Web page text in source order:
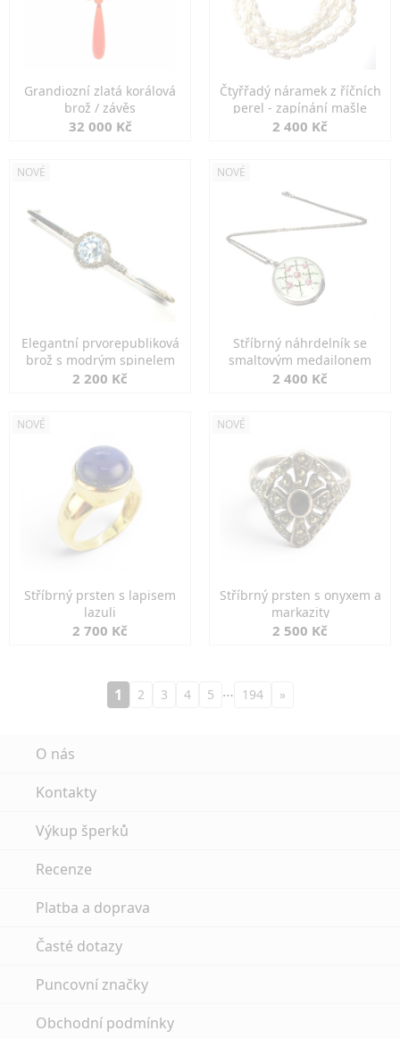
Grandiozní zlatá korálová
brož / závěs
32 000 Kč
Čtyřřadý náramek z říčních
perel - zapínání mašle
2 400 Kč
NOVÉ
Elegantní prvorepubliková
brož s modrým spinelem
2 200 Kč
NOVÉ
Stříbrný náhrdelník se
smaltovým medailonem
2 400 Kč
NOVÉ
Stříbrný prsten s lapisem
lazuli
2 700 Kč
NOVÉ
Stříbrný prsten s onyxem a
markazity
2 500 Kč
1 2 3 4 5 … 194 »
O nás
Kontakty
Výkup šperků
Recenze
Platba a doprava
Časté dotazy
Puncovní značky
Obchodní podmínky